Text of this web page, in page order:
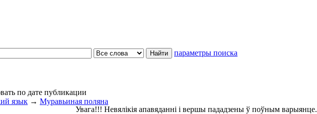
параметры поиска
по дате публикации
язык → Муравьиная поляна
Увага!!! Невялікія апавяданні і вершы пададзены ў поўным варыянце.